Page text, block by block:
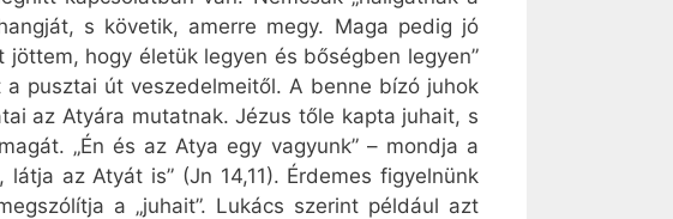
s követik, amerre megy. Maga pedig jó
hogy életük legyen és bőségben legyen”
pusztai út veszedelmeitől. A benne bízó juhok
az Atyára mutatnak. Jézus tőle kapta juhait, s
„Én és az Atya egy vagyunk” – mondja a
az Atyát is” (Jn 14,11). Érdemes figyelnünk
a „juhait”. Lukács szerint például azt